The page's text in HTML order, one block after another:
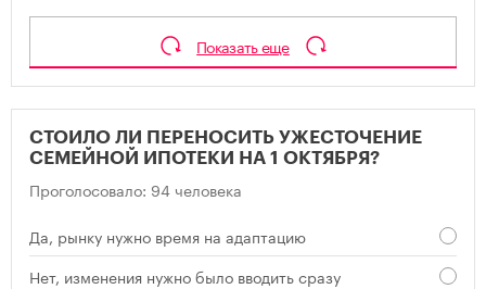
Показать еще
СТОИЛО ЛИ ПЕРЕНОСИТЬ УЖЕСТОЧЕНИЕ
СЕМЕЙНОЙ ИПОТЕКИ НА 1 ОКТЯБРЯ?
Проголосовало: 94 человека
Да, рынку нужно время на адаптацию
Нет, изменения нужно было вводить сразу